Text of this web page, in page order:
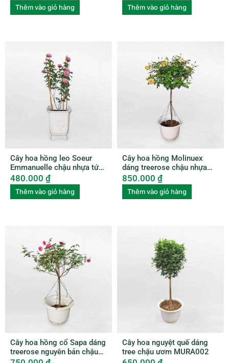
Thêm vào giỏ hàng Thêm vào giỏ hàng
Cây hoa hồng leo Soeur
Emmanuelle chậu nhựa tứ
quý ROSE002
480.000 ₫
Thêm vào giỏ hàng
Cây hoa hồng Molinuex
dáng treerose chậu nhựa
ROSE004
850.000 ₫
Thêm vào giỏ hàng
Cây hoa hồng cổ Sapa dáng
treerose nguyên bản chậu
nhựa ROSE005
Cây hoa nguyệt quế dáng
tree chậu ươm MURA002